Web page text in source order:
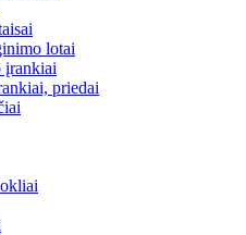
lotai
įrankiai
priedai